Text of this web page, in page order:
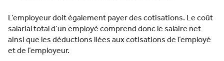
L’employeur doit également payer des cotisations. Le coût
salarial total d’un employé comprend donc le salaire net
ainsi que les déductions liées aux cotisations de l’employé
et de l’employeur.